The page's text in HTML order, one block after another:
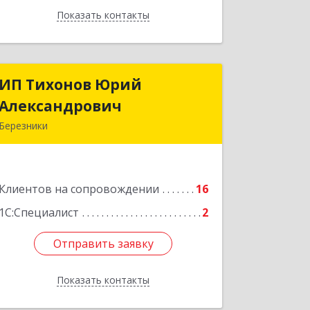
Показать контакты
Назад
ИП Тихонов Юрий
Березники
Клиентов на сопровождении
16
1С:Специалист
2
Отправить заявку
Показать контакты
ИП Тихонов Юрий
Александрович
Подробнее
Отправить заявку
Назад